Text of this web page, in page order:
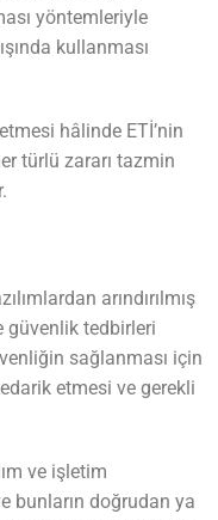
yöntemleriyle
kullanması
hâlinde ETİ’nin
türlü zararı tazmin
arındırılmış
güvenlik tedbirleri
sağlanması için
etmesi ve gerekli
ve işletim
bunların doğrudan ya